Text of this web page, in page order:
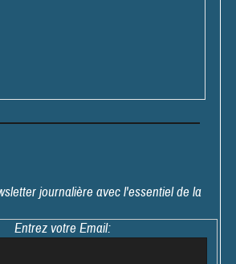
journalière avec l'essentiel de la
Entrez votre Email: